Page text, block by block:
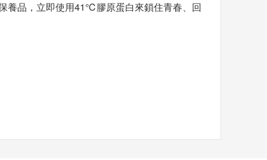
養品，立即使用41℃膠原蛋白來鎖住青春、回